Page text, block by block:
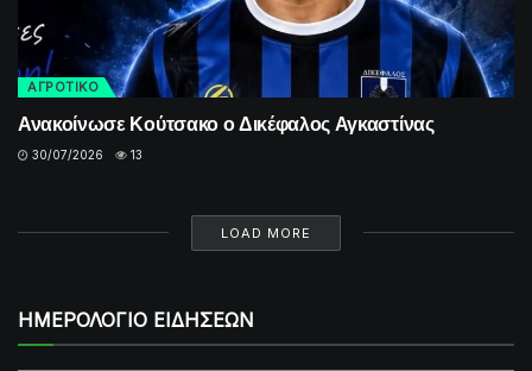
ΑΓΡΟΤΙΚΟ
Ανακοίνωσε Κούτσακο ο Δικέφαλος Αγκαστίνας
30/07/2026 13
LOAD MORE
ΗΜΕΡΟΛΟΓΙΟ ΕΙΔΗΣΕΩΝ